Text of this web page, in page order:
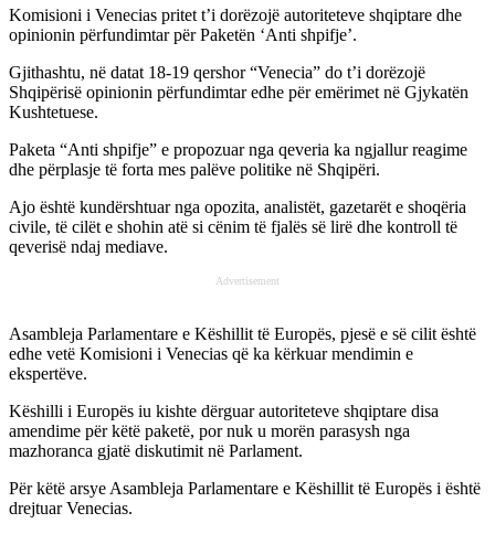
Komisioni i Venecias pritet t’i dorëzojë autoriteteve shqiptare dhe
opinionin përfundimtar për Paketën ‘Anti shpifje’.
Gjithashtu, në datat 18-19 qershor “Venecia” do t’i dorëzojë
Shqipërisë opinionin përfundimtar edhe për emërimet në Gjykatën
Kushtetuese.
Paketa “Anti shpifje” e propozuar nga qeveria ka ngjallur reagime
dhe përplasje të forta mes palëve politike në Shqipëri.
Ajo është kundërshtuar nga opozita, analistët, gazetarët e shoqëria
civile, të cilët e shohin atë si cënim të fjalës së lirë dhe kontroll të
qeverisë ndaj mediave.
Advertisement
Asambleja Parlamentare e Këshillit të Europës, pjesë e së cilit është
edhe vetë Komisioni i Venecias që ka kërkuar mendimin e
ekspertëve.
Këshilli i Europës iu kishte dërguar autoriteteve shqiptare disa
amendime për këtë paketë, por nuk u morën parasysh nga
mazhoranca gjatë diskutimit në Parlament.
Për këtë arsye Asambleja Parlamentare e Këshillit të Europës i është
drejtuar Venecias.